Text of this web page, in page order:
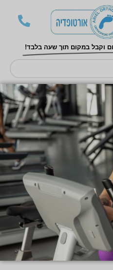
וקבל במקום תוך שעה בלבד!